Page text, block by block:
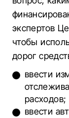
экспертов
чтобы
дорог
ввести
расходов;
ввести